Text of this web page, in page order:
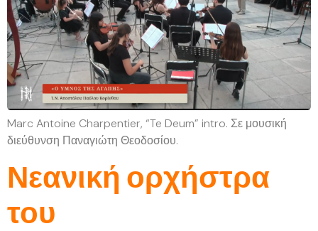
Marc Antoine Charpentier, “Te Deum” intro. Σε μουσική
διεύθυνση Παναγιώτη Θεοδοσίου.
Νεανική ορχήστρα
του